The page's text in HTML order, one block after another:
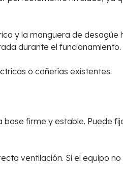
y la manguera de desagüe
durante el funcionamiento.
o cañerías existentes.
firme y estable. Puede
ventilación. Si el equipo